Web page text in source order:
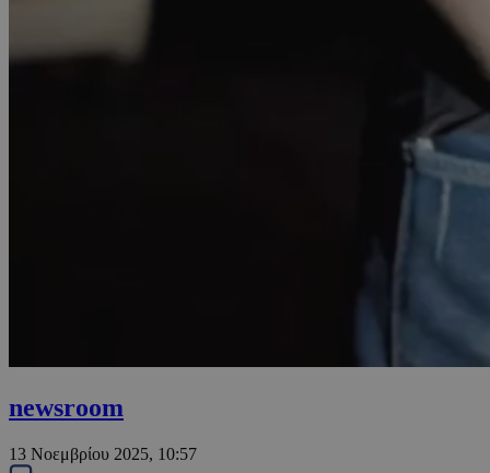
newsroom
13 Νοεμβρίου 2025, 10:57